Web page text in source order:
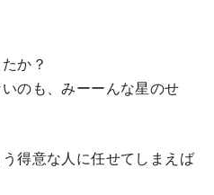
か？
のも、みーーんな星のせ
得意な人に任せてしまえば